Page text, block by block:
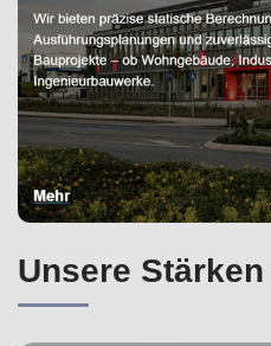
Unsere Stärken